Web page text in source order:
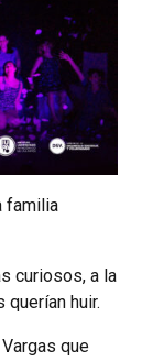
familia
curiosos, a la
huir.
que